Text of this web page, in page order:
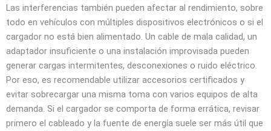
Las interferencias también pueden afectar al rendimiento, sobre
todo en vehículos con múltiples dispositivos electrónicos o si el
cargador no está bien alimentado. Un cable de mala calidad, un
adaptador insuficiente o una instalación improvisada pueden
generar cargas intermitentes, desconexiones o ruido eléctrico.
Por eso, es recomendable utilizar accesorios certificados y
evitar sobrecargar una misma toma con varios equipos de alta
demanda. Si el cargador se comporta de forma errática, revisar
primero el cableado y la fuente de energía suele ser más útil que